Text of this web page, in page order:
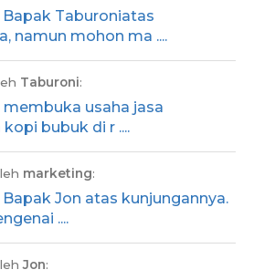
Taburoniatas
namun mohon ma ....
Taburoni:
usaha jasa
bubuk di r ....
marketing:
Jon atas kunjungannya.
....
Jon: